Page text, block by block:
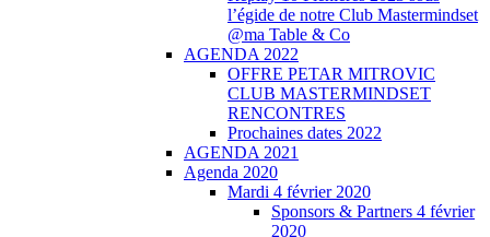
l’égide de notre Club Mastermindset
@ma Table & Co
AGENDA 2022
OFFRE PETAR MITROVIC
CLUB MASTERMINDSET
RENCONTRES
Prochaines dates 2022
AGENDA 2021
Agenda 2020
Mardi 4 février 2020
Sponsors & Partners 4 février
2020